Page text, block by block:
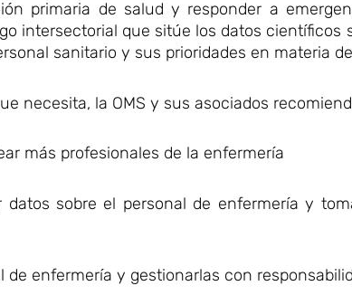
primaria de salud y responder a
intersectorial que sitúe los datos científicos
sanitario y sus prioridades en materia
necesita, la OMS y sus asociados
más profesionales de la enfermería
sobre el personal de enfermería y
enfermería y gestionarlas con